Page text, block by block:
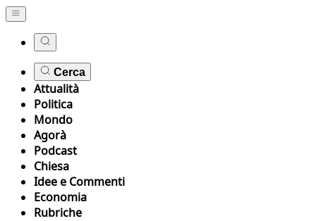
Cerca
Attualità
Politica
Mondo
Agorà
Podcast
Chiesa
Idee e Commenti
Economia
Rubriche